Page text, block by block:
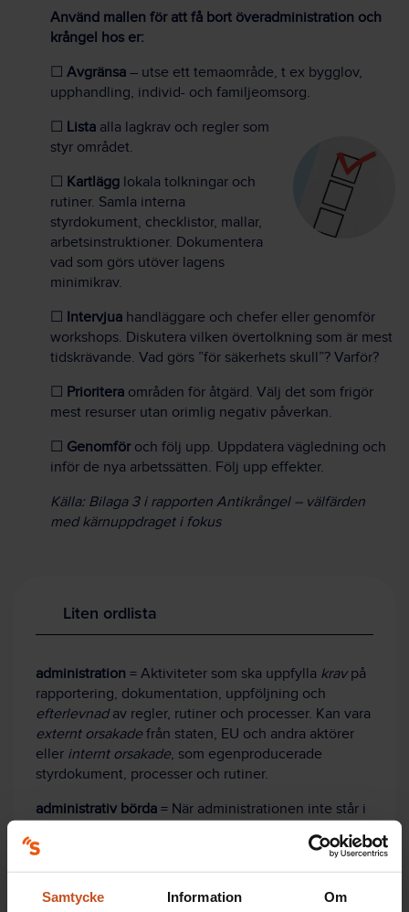
Samtycke Information Om
Använd mallen för att få bort överadministration och
krångel hos er:
☐ Avgränsa – utse ett temaområde, t ex bygglov,
upphandling, individ- och familjeomsorg.
☐ Lista alla lagkrav och regler som
styr området.
☐ Kartlägg lokala tolkningar och
rutiner. Samla interna
styrdokument, checklistor, mallar,
arbetsinstruktioner. Dokumentera
vad som görs utöver lagens
minimikrav.
☐ Intervjua handläggare och chefer eller genomför
workshops. Diskutera vilken övertolkning som är mest
tidskrävande. Vad görs ”för säkerhets skull”? Varför?
☐ Prioritera områden för åtgärd. Välj det som frigör
mest resurser utan orimlig negativ påverkan.
☐ Genomföroch följ upp. Uppdatera vägledning och
inför de nya arbetssätten. Följ upp effekter.
Källa: Bilaga 3 i rapporten Antikrångel – välfärden
med kärnuppdraget i fokus
Liten ordlista
administration = Aktiviteter som ska uppfylla kravpå
rapportering, dokumentation, uppföljning och
efterlevnadav regler, rutiner och processer. Kan vara
externt orsakade från staten, EU och andra aktörer
eller internt orsakade, som egenproducerade
styrdokument, processer och rutiner.
administrativ börda = När administrationen inte står i
invånare, eller till organisationens
detaljstyrande regler.